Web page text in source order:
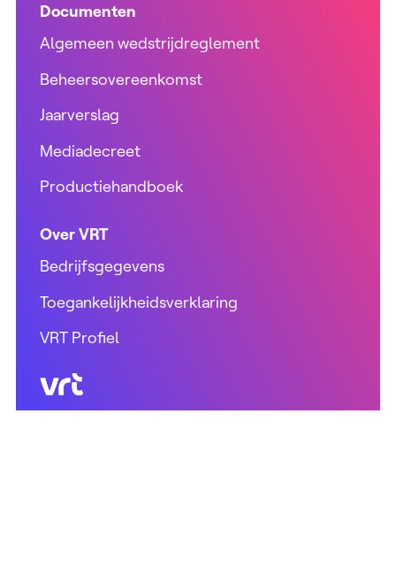
Documenten
Algemeen wedstrijdreglement
Beheersovereenkomst
Jaarverslag
Mediadecreet
Productiehandboek
Over VRT
Bedrijfsgegevens
Toegankelijkheidsverklaring
VRT Profiel
VRT (home)